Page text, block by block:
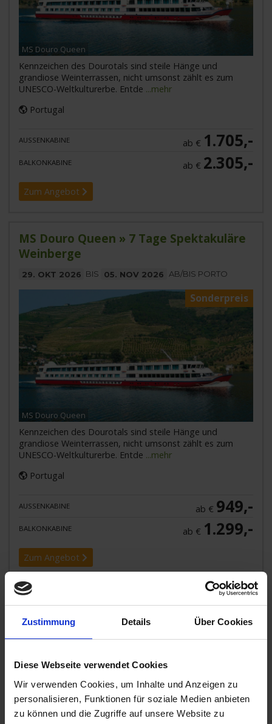
Zustimmung Details Über Cookies
Diese Webseite verwendet Cookies
Wir verwenden Cookies, um Inhalte und Anzeigen zu
personalisieren, Funktionen für soziale Medien anbieten
zu können und die Zugriffe auf unsere Website zu
MS Douro Queen
Kennzeichen des Dourotals sind steile Hänge und
grandiose Weinterrassen, nicht umsonst zählt es zum
UNESCO-Weltkulturerbe. Entde ...mehr
Portugal
AUSSENKABINE ab € 1.705,-
BALKONKABINE ab € 2.305,-
Zum Angebot
MS Douro Queen » 7 Tage Spektakuläre
Weinberge
29. OKT 2026 BIS 05. NOV 2026 AB/BIS PORTO
Sonderpreis
MS Douro Queen
Kennzeichen des Dourotals sind steile Hänge und
grandiose Weinterrassen, nicht umsonst zählt es zum
UNESCO-Weltkulturerbe. Entde ...mehr
Portugal
AUSSENKABINE ab € 949,-
BALKONKABINE ab € 1.299,-
Zum Angebot
MS Douro Queen » 10 Tage Douro-
Flussreise & Lissabon
05. NOV 2026 BIS 15. NOV 2026 VON PORTO NACH